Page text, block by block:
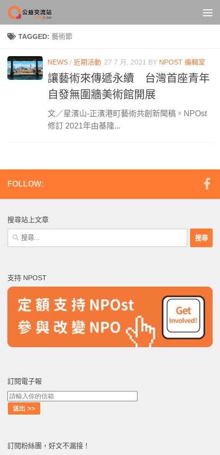
Skip to content
TAGGED: 藝術節
NEWS / 近期活動 27 7 月, 2021 BY NPOST 編輯室
讓藝術來傳遞永續 台灣首座青年
自發無圍牆美術館開展
文／星濱山-正濱港町藝術共創新聞稿。NPOst
修訂 2021年由基隆...
FOLLOW:
搜尋站上文章
搜
尋
字:
支持 NPOST
訂閱電子報
訂閱粉絲團，好文不漏接！